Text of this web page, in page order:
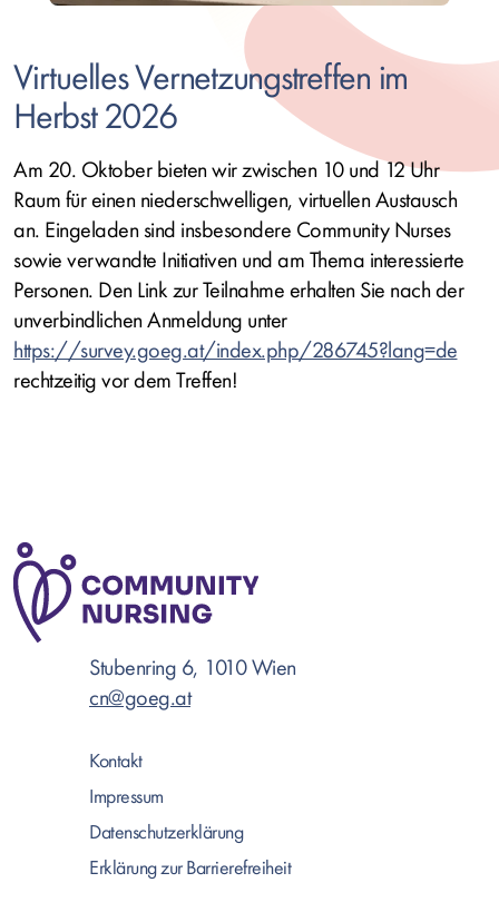
Virtuelles Vernetzungstreffen im
Herbst 2026
Am 20. Oktober bieten wir zwischen 10 und 12 Uhr
Raum für einen niederschwelligen, virtuellen Austausch
an. Eingeladen sind insbesondere Community Nurses
sowie verwandte Initiativen und am Thema interessierte
Personen. Den Link zur Teilnahme erhalten Sie nach der
unverbindlichen Anmeldung unter
https://survey.goeg.at/index.php/286745?lang=de
rechtzeitig vor dem Treffen!
Stubenring 6, 1010 Wien
cn@goeg.at
Kontakt
Impressum
Datenschutzerklärung
Erklärung zur Barrierefreiheit